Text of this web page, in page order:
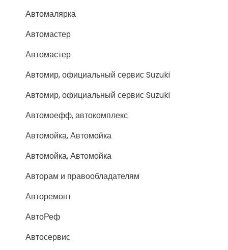
Автомалярка
Автомастер
Автомастер
Автомир, официальный сервис Suzuki
Автомир, официальный сервис Suzuki
Автомоефф, автокомплекс
Автомойка, Автомойка
Автомойка, Автомойка
Авторам и правообладателям
Авторемонт
АвтоРеф
Автосервис